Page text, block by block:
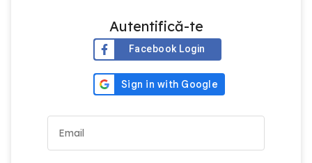
Autentifică-te
Facebook Login